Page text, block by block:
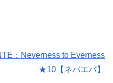
：Neverness to Everness
★10【ネバエバ】